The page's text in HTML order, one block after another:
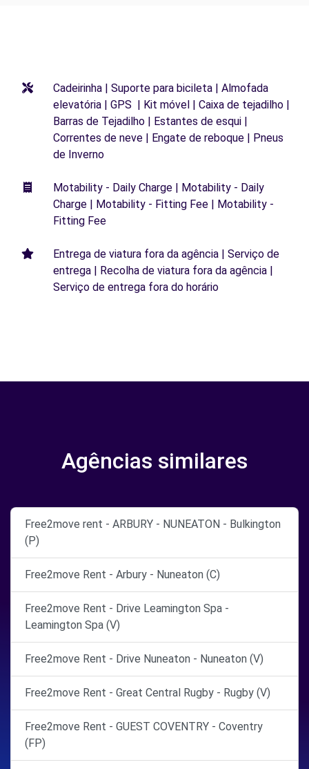
Cadeirinha | Suporte para bicileta | Almofada
elevatória | GPS | Kit móvel | Caixa de tejadilho |
Barras de Tejadilho | Estantes de esqui |
Correntes de neve | Engate de reboque | Pneus
de Inverno
Motability - Daily Charge | Motability - Daily
Charge | Motability - Fitting Fee | Motability -
Fitting Fee
Entrega de viatura fora da agência | Serviço de
entrega | Recolha de viatura fora da agência |
Serviço de entrega fora do horário
Agências similares
Free2move rent - ARBURY - NUNEATON - Bulkington
(P)
Free2move Rent - Arbury - Nuneaton (C)
Free2move Rent - Drive Leamington Spa -
Leamington Spa (V)
Free2move Rent - Drive Nuneaton - Nuneaton (V)
Free2move Rent - Great Central Rugby - Rugby (V)
Free2move Rent - GUEST COVENTRY - Coventry
(FP)